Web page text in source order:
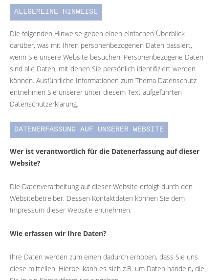
ALLGEMEINE HINWEISE
Die folgenden Hinweise geben einen einfachen Überblick
darüber, was mit Ihren personenbezogenen Daten passiert,
wenn Sie unsere Website besuchen. Personenbezogene Daten
sind alle Daten, mit denen Sie persönlich identifiziert werden
können. Ausführliche Informationen zum Thema Datenschutz
entnehmen Sie unserer unter diesem Text aufgeführten
Datenschutzerklärung.
DATENERFASSUNG AUF UNSERER WEBSITE
Wer ist verantwortlich für die Datenerfassung auf dieser
Website?
Die Datenverarbeitung auf dieser Website erfolgt durch den
Websitebetreiber. Dessen Kontaktdaten können Sie dem
Impressum dieser Website entnehmen.
Wie erfassen wir Ihre Daten?
Ihre Daten werden zum einen dadurch erhoben, dass Sie uns
diese mitteilen. Hierbei kann es sich z.B. um Daten handeln, die